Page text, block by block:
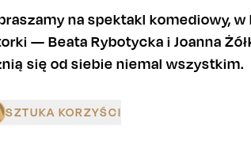
na spektakl komediowy,
— Beata Rybotycka i Joanna
się od siebie niemal wszystkim.
SZTUKA KORZYŚCI